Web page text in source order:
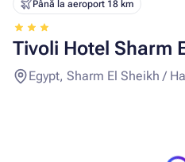
Până la aeroport 18 km
Tivoli Hotel Sharm
Egypt, Sharm El Sheikh /